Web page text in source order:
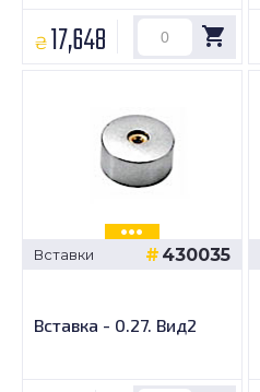
₴ 17,648
Вставки 430035
Вставка - 0.27. Вид2